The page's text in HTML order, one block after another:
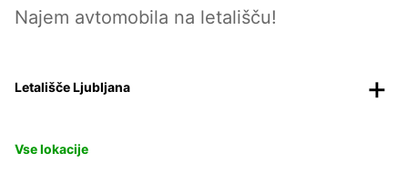
Najem avtomobila na letališču!
Letališče Ljubljana
Vse lokacije